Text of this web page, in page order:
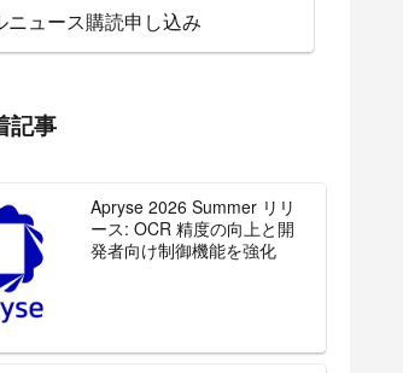
ニュース購読申し込み
記事
Apryse 2026 Summer リリ
ース: OCR 精度の向上と開
発者向け制御機能を強化